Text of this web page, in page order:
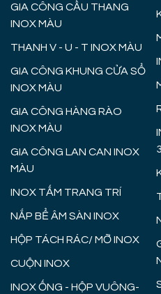
GIA CÔNG CẦU THANG
INOX MÀU
THANH V - U - T INOX MÀU
GIA CÔNG KHUNG CỬA SỔ
INOX MÀU
GIA CÔNG HÀNG RÀO
INOX MÀU
GIA CÔNG LAN CAN INOX
MÀU
INOX TẤM TRANG TRÍ
NẮP BỂ ÂM SÀN INOX
HỘP TÁCH RÁC/ MỠ INOX
CUỘN INOX
INOX ỐNG - HỘP VUÔNG-